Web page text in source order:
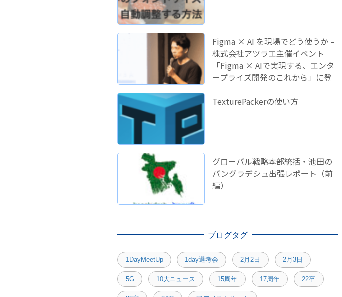
Figma × AI を現場でどう使うか –
株式会社アツラエ主催イベント
「Figma × AIで実現する、エンタ
ープライズ開発のこれから」に登
TexturePackerの使い方
グローバル戦略本部統括・池田の
バングラデシュ出張レポート（前
編）
ブログタグ
1DayMeetUp 1day選考会 2月2日 2月3日
5G 10大ニュース 15周年 17周年 22卒